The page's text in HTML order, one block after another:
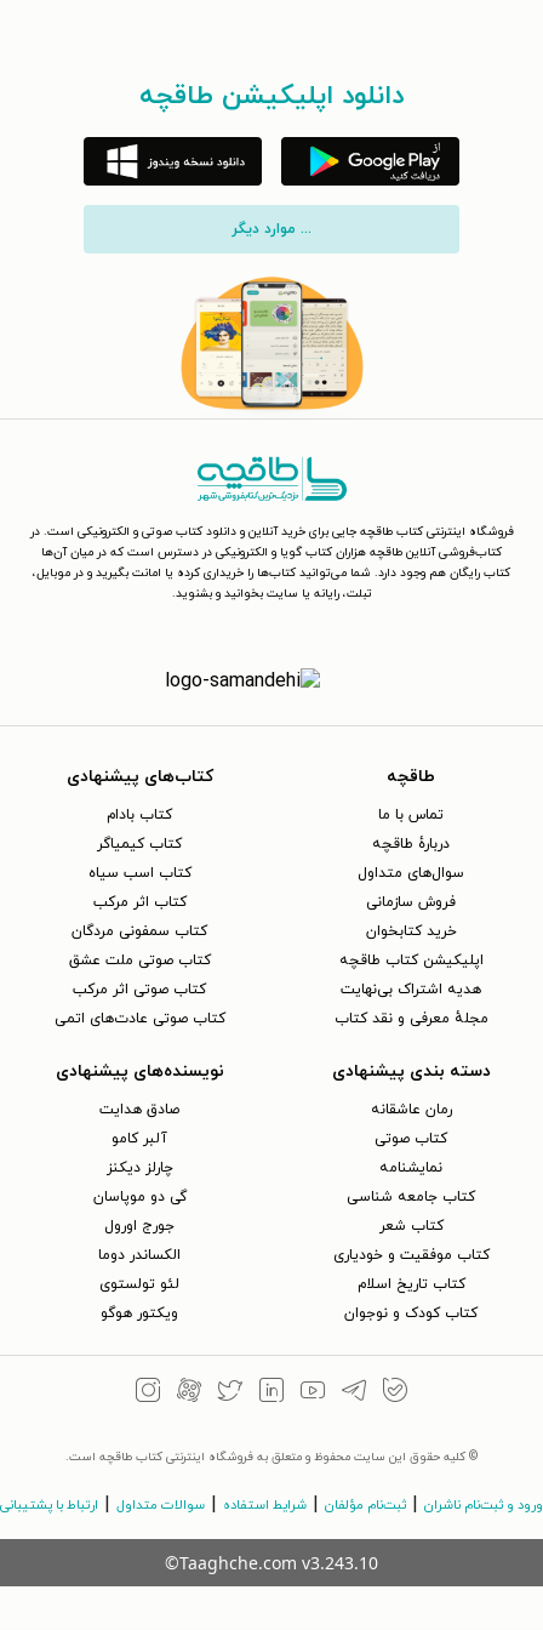
دانلود اپلیکیشن طاقچه
... موارد دیگر
فروشگاه اینترنتی کتاب طاقچه جایی برای خرید آنلاین و دانلود کتاب صوتی و الکترونیکی است. در
کتاب‌فروشی آنلاین طاقچه هزاران کتاب گویا و الکترونیکی در دسترس است که در میان آن‌ها
کتاب رایگان هم وجود دارد. شما می‌توانید کتاب‌ها را خریداری کرده یا امانت بگیرید و در موبایل،
تبلت، رایانه یا سایت بخوانید و بشنوید.
طاقچه
تماس با ما
دربارهٔ طاقچه
سوال‌های متداول
فروش سازمانی
خرید کتابخوان
اپلیکیشن کتاب طاقچه
هدیه اشتراک بی‌نهایت
مجلهٔ معرفی و نقد کتاب
کتاب‌های پیشنهادی
کتاب بادام
کتاب کیمیاگر
کتاب اسب سیاه
کتاب اثر مرکب
کتاب سمفونی مردگان
کتاب صوتی ملت عشق
کتاب صوتی اثر مرکب
کتاب صوتی عادت‌های اتمی
دسته بندی پیشنهادی
رمان عاشقانه
کتاب‌ صوتی
نمایشنامه
کتاب جامعه شناسی
کتاب شعر
کتاب موفقیت و خودیاری
کتاب تاریخ اسلام
کتاب کودک و نوجوان
نویسنده‌های پیشنهادی
صادق هدایت
آلبر کامو
چارلز دیکنز
گی دو موپاسان
جورج اورول
الکساندر دوما
لئو تولستوی
ویکتور هوگو
© کلیه حقوق این سایت محفوظ و متعلق به فروشگاه اینترنتی کتاب طاقچه است.
ورود و ثبت‌نام ناشران | ثبت‌نام مؤلفان | شرایط استفاده | سوالات متداول | ارتباط با پشتیبانی
©Taaghche.com v3.243.10